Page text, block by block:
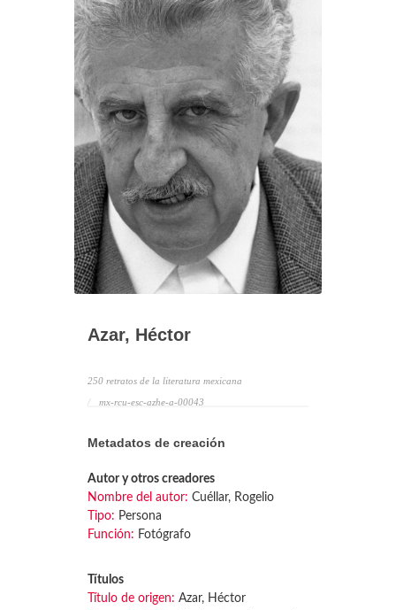
Azar, Héctor
250 retratos de la literatura mexicana
mx-rcu-esc-azhe-a-00043
Metadatos de creación
Autor y otros creadores
Nombre del autor: Cuéllar, Rogelio
Tipo: Persona
Función: Fotógrafo
Títulos
Título de origen: Azar, Héctor